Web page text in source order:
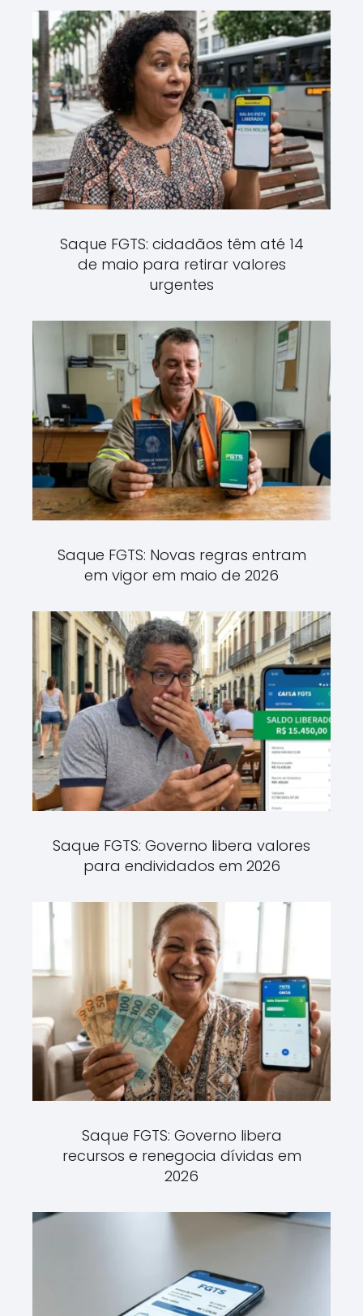
Saque FGTS: cidadãos têm até 14
de maio para retirar valores
urgentes
Saque FGTS: Novas regras entram
em vigor em maio de 2026
Saque FGTS: Governo libera valores
para endividados em 2026
Saque FGTS: Governo libera
recursos e renegocia dívidas em
2026